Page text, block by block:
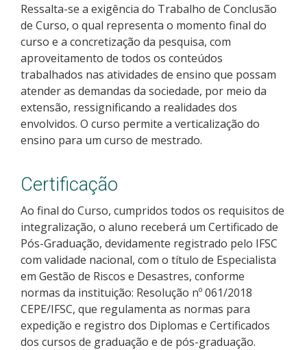
Ressalta-se a exigência do Trabalho de Conclusão
de Curso, o qual representa o momento final do
curso e a concretização da pesquisa, com
aproveitamento de todos os conteúdos
trabalhados nas atividades de ensino que possam
atender as demandas da sociedade, por meio da
extensão, ressignificando a realidades dos
envolvidos. O curso permite a verticalização do
ensino para um curso de mestrado.
Certificação
Ao final do Curso, cumpridos todos os requisitos de
integralização, o aluno receberá um Certificado de
Pós-Graduação, devidamente registrado pelo IFSC
com validade nacional, com o título de Especialista
em Gestão de Riscos e Desastres, conforme
normas da instituição: Resolução nº 061/2018
CEPE/IFSC, que regulamenta as normas para
expedição e registro dos Diplomas e Certificados
dos cursos de graduação e de pós-graduação.